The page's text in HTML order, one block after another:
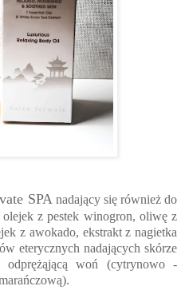
SPA nadający się również do
olejek z pestek winogron, oliwę z
z awokado, ekstrakt z nagietka
eterycznych nadających skórze
odprężąjącą woń (cytrynowo -